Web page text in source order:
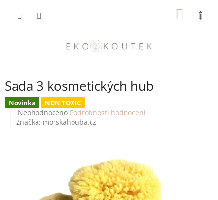
Sada 3 kosmetických hub
Novinka NON TOXIC
Průměrné
hodnocení
Neohodnoceno Podrobnosti hodnocení
Značka: morskahouba.cz